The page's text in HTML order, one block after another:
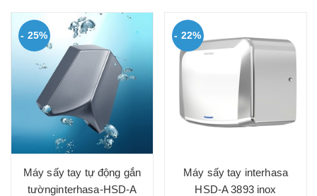
- 25%
Máy sấy tay tự động gắn
tườnginterhasa-HSD-A
- 22%
Máy sấy tay interhasa
HSD-A 3893 inox